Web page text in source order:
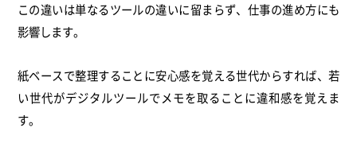
この違いは単なるツールの違いに留まらず、仕事の進め方にも
影響します。
紙ベースで整理することに安心感を覚える世代からすれば、若
い世代がデジタルツールでメモを取ることに違和感を覚えま
す。